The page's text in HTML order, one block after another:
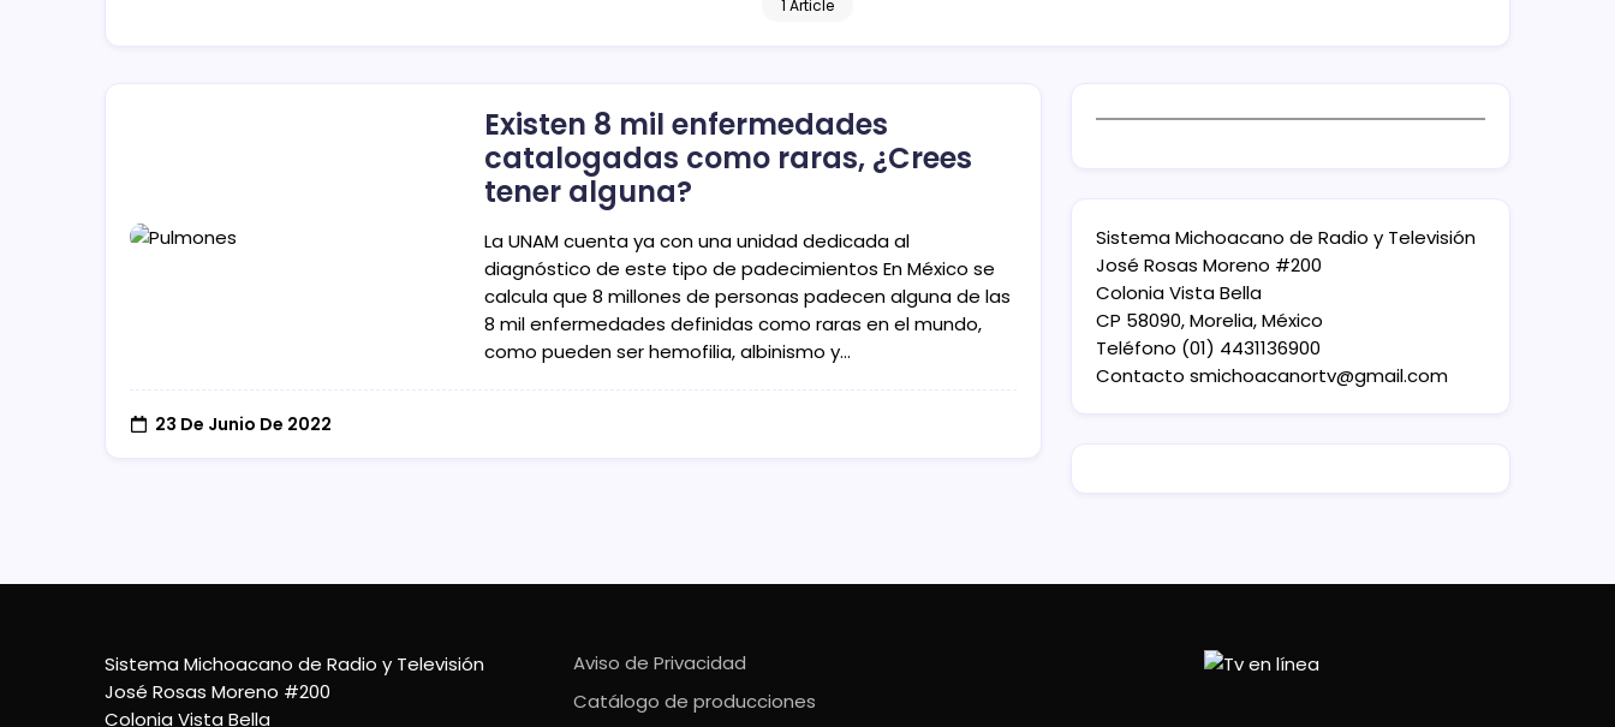
1 Article
Existen 8 mil enfermedades
catalogadas como raras, ¿Crees
tener alguna?
La UNAM cuenta ya con una unidad dedicada al
diagnóstico de este tipo de padecimientos En México se
calcula que 8 millones de personas padecen alguna de las
8 mil enfermedades definidas como raras en el mundo,
como pueden ser hemofilia, albinismo y…
23 De Junio De 2022
Sistema Michoacano de Radio y Televisión
José Rosas Moreno #200
Colonia Vista Bella
CP 58090, Morelia, México
Teléfono (01) 4431136900
Contacto smichoacanortv@gmail.com
Sistema Michoacano de Radio y Televisión
José Rosas Moreno #200
Colonia Vista Bella
Aviso de Privacidad
Catálogo de producciones